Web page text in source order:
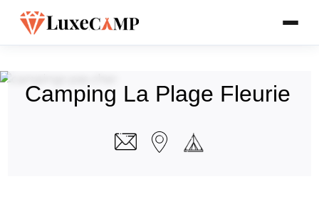
Camping La Plage Fleurie